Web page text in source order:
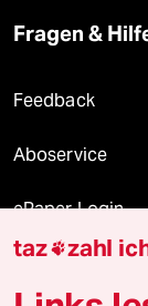
Fragen &
Feedback
Aboservice
ePaper Login
Downloads für
taz zahl